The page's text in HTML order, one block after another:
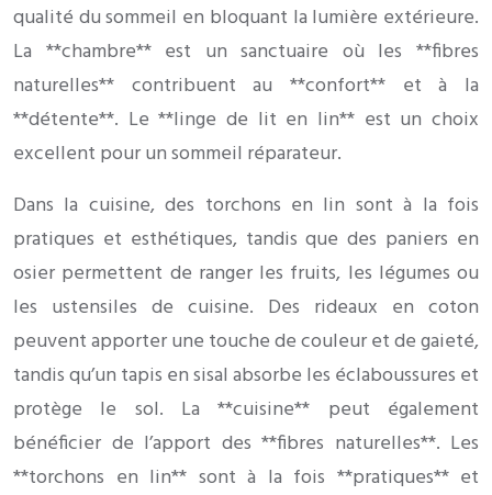
qualité du sommeil en bloquant la lumière extérieure.
La **chambre** est un sanctuaire où les **fibres
naturelles** contribuent au **confort** et à la
**détente**. Le **linge de lit en lin** est un choix
excellent pour un sommeil réparateur.
Dans la cuisine, des torchons en lin sont à la fois
pratiques et esthétiques, tandis que des paniers en
osier permettent de ranger les fruits, les légumes ou
les ustensiles de cuisine. Des rideaux en coton
peuvent apporter une touche de couleur et de gaieté,
tandis qu’un tapis en sisal absorbe les éclaboussures et
protège le sol. La **cuisine** peut également
bénéficier de l’apport des **fibres naturelles**. Les
**torchons en lin** sont à la fois **pratiques** et